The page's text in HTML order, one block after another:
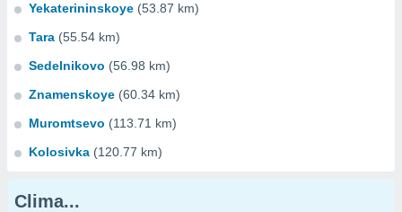
Yekaterininskoye (53.87 km)
Tara (55.54 km)
Sedelnikovo (56.98 km)
Znamenskoye (60.34 km)
Muromtsevo (113.71 km)
Kolosivka (120.77 km)
Clima...